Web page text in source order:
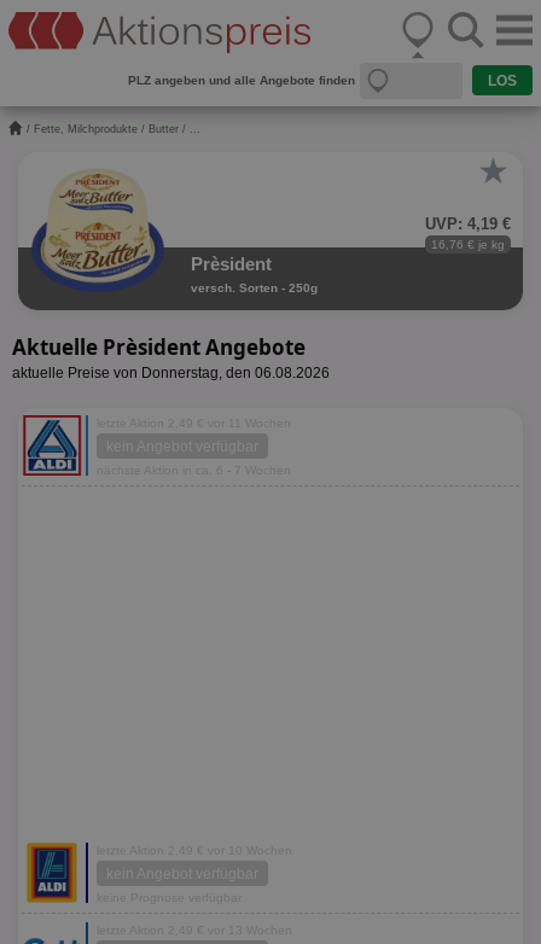
PLZ angeben und alle Angebote finden
/ Fette, Milchprodukte / Butter / ...
★
UVP: 4,19 €
16,76 € je kg
Prèsident
versch. Sorten - 250g
Aktuelle Prèsident Angebote
aktuelle Preise von Donnerstag, den 06.08.2026
letzte Aktion 2,49 € vor 11 Wochen
kein Angebot verfügbar
nächste Aktion in ca. 6 - 7 Wochen
letzte Aktion 2,49 € vor 10 Wochen
kein Angebot verfügbar
keine Prognose verfügbar
letzte Aktion 2,49 € vor 13 Wochen